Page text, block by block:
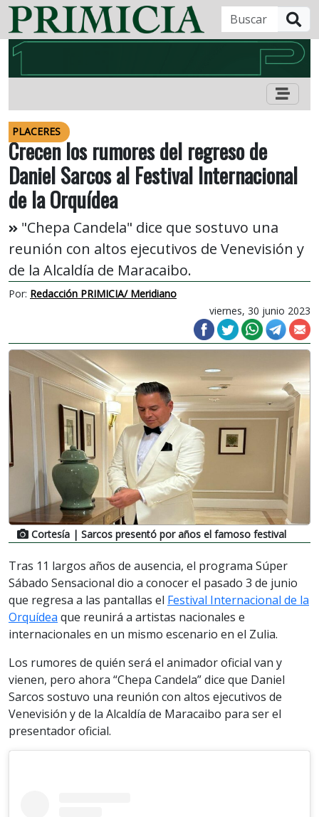
PLACERES
Crecen los rumores del regreso de
Daniel Sarcos al Festival Internacional
de la Orquídea
"Chepa Candela" dice que sostuvo una
reunión con altos ejecutivos de Venevisión y
de la Alcaldía de Maracaibo.
Por: Redacción PRIMICIA/ Meridiano
viernes, 30 junio 2023
Cortesía | Sarcos presentó por años el famoso festival
Tras 11 largos años de ausencia, el programa Súper
Sábado Sensacional dio a conocer el pasado 3 de junio
que regresa a las pantallas el Festival Internacional de la
Orquídea que reunirá a artistas nacionales e
internacionales en un mismo escenario en el Zulia.
Los rumores de quién será el animador oficial van y
vienen, pero ahora “Chepa Candela” dice que Daniel
Sarcos sostuvo una reunión con altos ejecutivos de
Venevisión y de la Alcaldía de Maracaibo para ser el
presentador oficial.